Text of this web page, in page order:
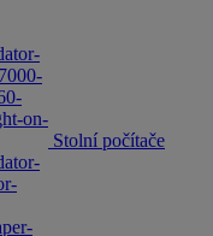
Stolní počítače